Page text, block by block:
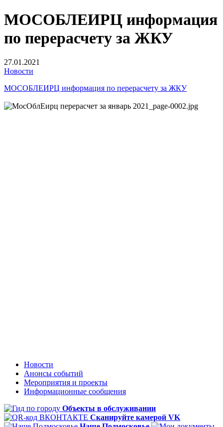
МОСОБЛЕИРЦ информация
по перерасчету за ЖКУ
27.01.2021
Новости
МОСОБЛЕИРЦ информация по перерасчету за ЖКУ
Новости
Анонсы событий
Мероприятия и проекты
Информационные сообщения
Объекты в обслуживании
Сканируйте камерой VK